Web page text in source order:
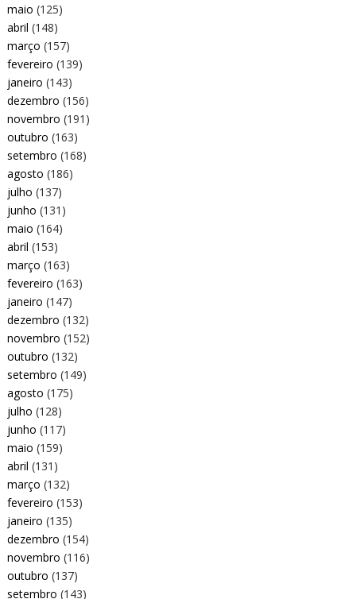
maio (125)
abril (148)
março (157)
fevereiro (139)
janeiro (143)
dezembro (156)
novembro (191)
outubro (163)
setembro (168)
agosto (186)
julho (137)
junho (131)
maio (164)
abril (153)
março (163)
fevereiro (163)
janeiro (147)
dezembro (132)
novembro (152)
outubro (132)
setembro (149)
agosto (175)
julho (128)
junho (117)
maio (159)
abril (131)
março (132)
fevereiro (153)
janeiro (135)
dezembro (154)
novembro (116)
outubro (137)
setembro (143)